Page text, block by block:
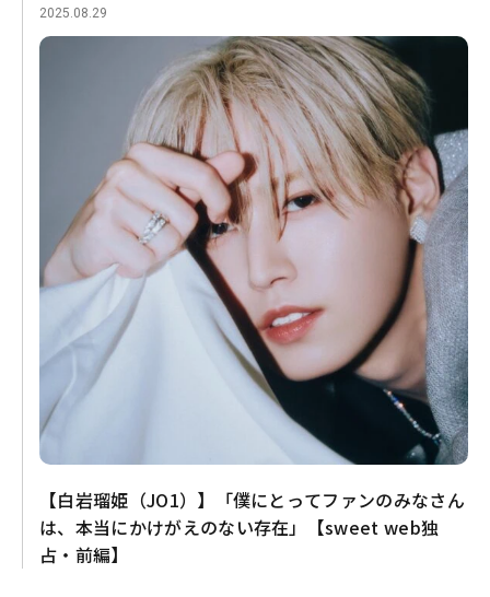
2025.08.29
【白岩瑠姫（JO1）】「僕にとってファンのみなさん
は、本当にかけがえのない存在」【sweet web独
占・前編】